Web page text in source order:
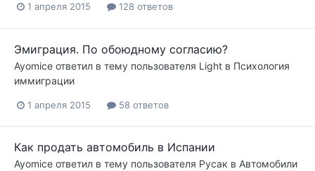
1 апреля 2015 128 ответов
Эмиграция. По обоюдному согласию?
Ayomice ответил в тему пользователя Light в Психология
иммиграции
1 апреля 2015 58 ответов
Как продать автомобиль в Испании
Ayomice ответил в тему пользователя Русак в Автомобили